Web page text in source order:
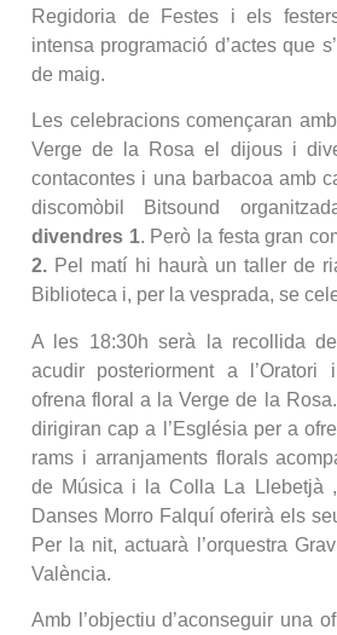
Regidoria de Festes i els
intensa programació d’actes que
de maig.
Les celebracions començaran
Verge de la Rosa el dijous i
contacontes i una barbacoa amb
discomòbil Bitsound
divendres 1. Però la festa gran
2. Pel matí hi haurà un taller de
Biblioteca i, per la vesprada, se
A les 18:30h serà la recollida
acudir posteriorment a
ofrena floral a la Verge de la
dirigiran cap a l’Església per a
rams i arranjaments florals
de Música i la Colla La Llebetjà
Danses Morro Falquí oferirà els
Per la nit, actuarà l’orquestra
València.
Amb l’objectiu d’aconseguir una